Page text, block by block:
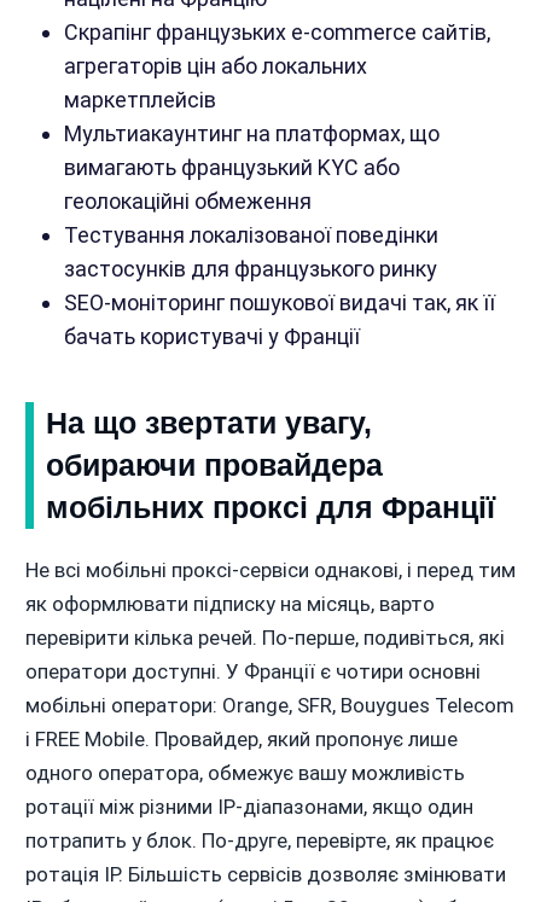
Скрапінг французьких e-commerce сайтів,
агрегаторів цін або локальних
маркетплейсів
Мультиакаунтинг на платформах, що
вимагають французький KYC або
геолокаційні обмеження
Тестування локалізованої поведінки
застосунків для французького ринку
SEO-моніторинг пошукової видачі так, як її
бачать користувачі у Франції
На що звертати увагу,
обираючи провайдера
мобільних проксі для Франції
Не всі мобільні проксі-сервіси однакові, і перед тим
як оформлювати підписку на місяць, варто
перевірити кілька речей. По-перше, подивіться, які
оператори доступні. У Франції є чотири основні
мобільні оператори: Orange, SFR, Bouygues Telecom
і FREE Mobile. Провайдер, який пропонує лише
одного оператора, обмежує вашу можливість
ротації між різними IP-діапазонами, якщо один
потрапить у блок. По-друге, перевірте, як працює
ротація IP. Більшість сервісів дозволяє змінювати